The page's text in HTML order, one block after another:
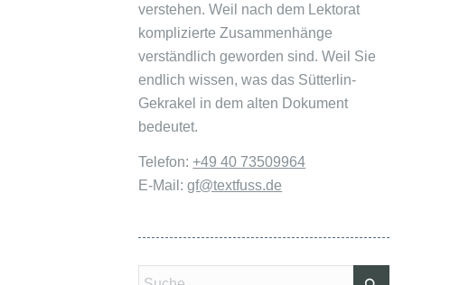
verstehen. Weil nach dem Lektorat
komplizierte Zusammenhänge
verständlich geworden sind. Weil Sie
endlich wissen, was das Sütterlin-
Gekrakel in dem alten Dokument
bedeutet.
Telefon:+49 40 73509964
E-Mail:gf@textfuss.de